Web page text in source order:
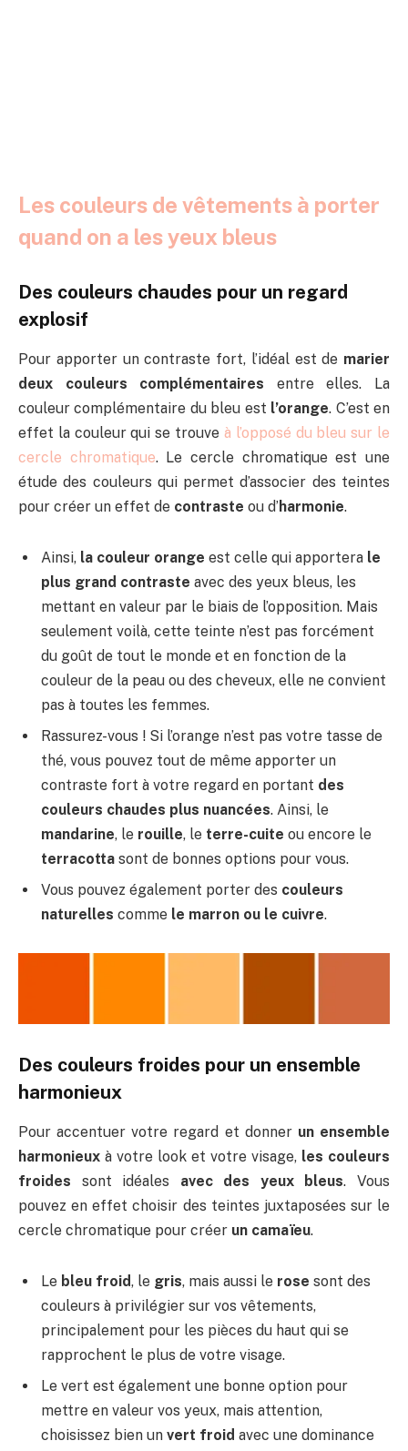
Les couleurs de vêtements à porter
quand on a les yeux bleus
Des couleurs chaudes pour un regard
explosif
Pour apporter un contraste fort, l’idéal est de marier
deux couleurs complémentaires entre elles. La
couleur complémentaire du bleu est l’orange. C’est en
effet la couleur qui se trouve à l’opposé du bleu sur le
cercle chromatique. Le cercle chromatique est une
étude des couleurs qui permet d’associer des teintes
pour créer un effet de contraste ou d’harmonie.
Ainsi, la couleur orange est celle qui apportera le
plus grand contraste avec des yeux bleus, les
mettant en valeur par le biais de l’opposition. Mais
seulement voilà, cette teinte n’est pas forcément
du goût de tout le monde et en fonction de la
couleur de la peau ou des cheveux, elle ne convient
pas à toutes les femmes.
Rassurez-vous ! Si l’orange n’est pas votre tasse de
thé, vous pouvez tout de même apporter un
contraste fort à votre regard en portant des
couleurs chaudes plus nuancées. Ainsi, le
mandarine, le rouille, le terre-cuite ou encore le
terracotta sont de bonnes options pour vous.
Vous pouvez également porter des couleurs
naturelles comme le marron ou le cuivre.
Des couleurs froides pour un ensemble
harmonieux
Pour accentuer votre regard et donner un ensemble
harmonieux à votre look et votre visage, les couleurs
froides sont idéales avec des yeux bleus. Vous
pouvez en effet choisir des teintes juxtaposées sur le
cercle chromatique pour créer un camaïeu.
Le bleu froid, le gris, mais aussi le rose sont des
couleurs à privilégier sur vos vêtements,
principalement pour les pièces du haut qui se
rapprochent le plus de votre visage.
Le vert est également une bonne option pour
mettre en valeur vos yeux, mais attention,
choisissez bien un vert froid avec une dominance